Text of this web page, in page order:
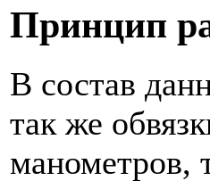
Принцип
В состав
так же
манометров,